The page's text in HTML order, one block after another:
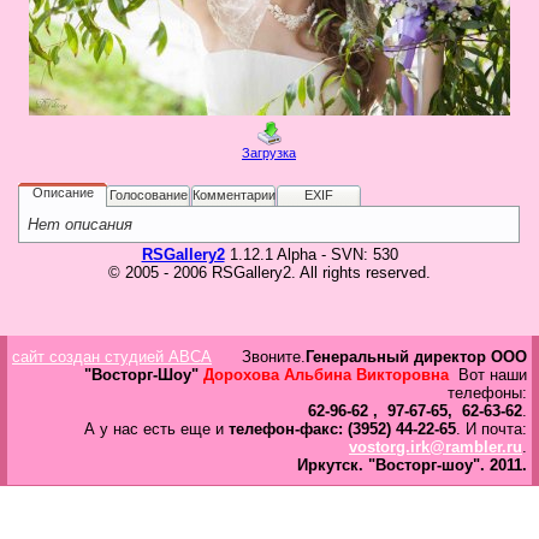
Галерея
Гостевая
Пользователь
Пароль
Запомнить
Загрузка
Описание Голосование Комментарии EXIF
Нет описания
RSGallery21.12.1 Alpha - SVN: 530
© 2005 - 2006 RSGallery2. All rights reserved.
сайт создан студией ABCA Звоните. Генеральный директор ООО
"Восторг-Шоу" Дорохова Альбина ВикторовнаВот наши
телефоны:
62-96-62 , 97-67-65, 62-63-62.
А у нас есть еще и телефон-факс: (3952) 44-22-65. И почта:
vostorg.irk@rambler.ru.
Иркутск. "Восторг-шоу". 2011.